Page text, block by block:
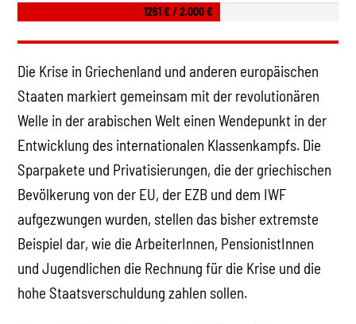
1261 € / 2.000 €
Die Krise in Griechenland und anderen europäischen
Staaten markiert gemeinsam mit der revolutionären
Welle in der arabischen Welt einen Wendepunkt in der
Entwicklung des internationalen Klassenkampfs. Die
Sparpakete und Privatisierungen, die der griechischen
Bevölkerung von der EU, der EZB und dem IWF
aufgezwungen wurden, stellen das bisher extremste
Beispiel dar, wie die ArbeiterInnen, PensionistInnen
und Jugendlichen die Rechnung für die Krise und die
hohe Staatsverschuldung zahlen sollen.